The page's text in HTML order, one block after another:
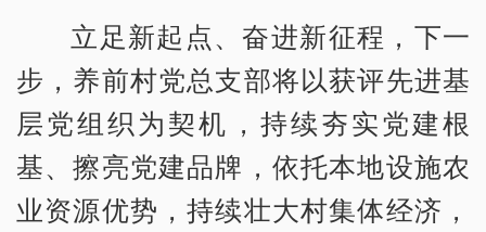
立足新起点、奋进新征程，下一
步，养前村党总支部将以获评先进基
层党组织为契机，持续夯实党建根
基、擦亮党建品牌，依托本地设施农
业资源优势，持续壮大村集体经济，